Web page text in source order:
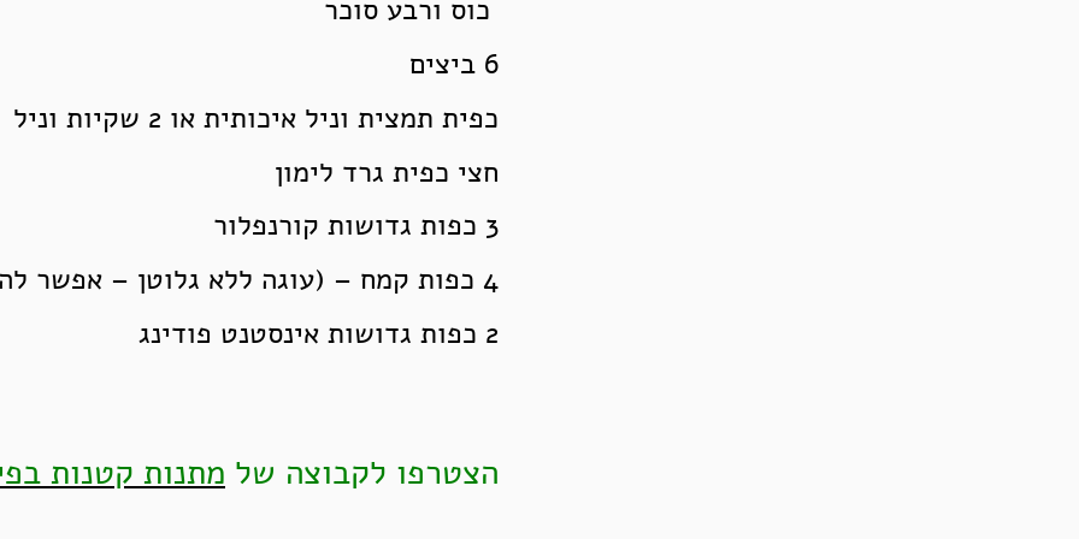
כוס ורבע סוכר
6 ביצים
כפית תמצית וניל איכותית או 2 שקיות וניל
חצי כפית גרד לימון
3 כפות גדושות קורנפלור
4 כפות קמח – (עוגה ללא גלוטן – אפשר להחליף בקורנפלור )
2 כפות גדושות אינסטנט פודינג
הצטרפו לקבוצה של מתנות קטנות